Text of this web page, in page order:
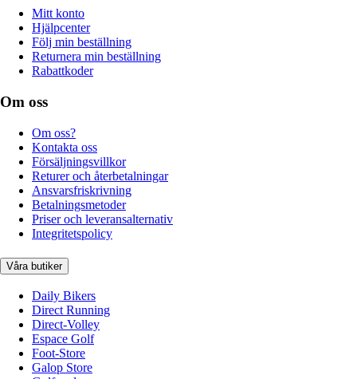
Mitt konto
Hjälpcenter
Följ min beställning
Returnera min beställning
Rabattkoder
Om oss
Om oss?
Kontakta oss
Försäljningsvillkor
Returer och återbetalningar
Ansvarsfriskrivning
Betalningsmetoder
Priser och leveransalternativ
Integritetspolicy
Våra butiker
Daily Bikers
Direct Running
Direct-Volley
Espace Golf
Foot-Store
Galop Store